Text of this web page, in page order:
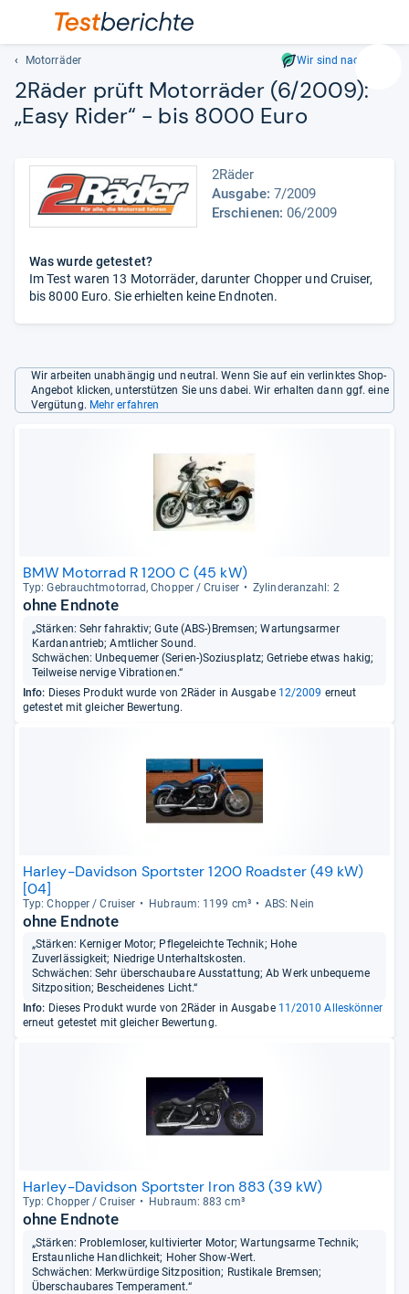
Geben
und
sich
Motorräder Wir sind nachhaltig
2Räder prüft Motor­rä­der (6/2009):
„Easy Rider“ -​ bis 8000 Euro
2Räder
Ausgabe: 7/2009
Erschienen: 06/2009
Was wurde getestet?
Im Test waren 13 Motorräder, darunter Chopper und Cruiser,
bis 8000 Euro. Sie erhielten keine Endnoten.
Wir arbeiten unabhängig und neutral. Wenn Sie auf ein verlinktes Shop-
Angebot klicken, unterstützen Sie uns dabei. Wir erhalten dann ggf. eine
Vergütung. Mehr erfahren
BMW Motorrad R 1200 C (45 kW)
Typ: Gebraucht­mo­tor­rad, Chop­per / Crui­ser Zylin­deran­zahl: 2
ohne Endnote
„Stärken: Sehr fahraktiv; Gute (ABS-)Bremsen; Wartungsarmer
Kardanantrieb; Amtlicher Sound.
Schwächen: Unbequemer (Serien-)Soziusplatz; Getriebe etwas hakig;
Teilweise nervige Vibrationen.“
Info: Dieses Produkt wurde von 2Räder in Ausgabe 12/2009 erneut
getestet mit gleicher Bewertung.
Harley-Davidson Sportster 1200 Roadster (49 kW)
[04]
Typ: Chop­per / Crui­ser Hub­raum: 1199 cm³ ABS: Nein
ohne Endnote
„Stärken: Kerniger Motor; Pflegeleichte Technik; Hohe
Zuverlässigkeit; Niedrige Unterhaltskosten.
Schwächen: Sehr überschaubare Ausstattung; Ab Werk unbequeme
Sitzposition; Bescheidenes Licht.“
Info: Dieses Produkt wurde von 2Räder in Ausgabe 11/2010 Alleskönner
erneut getestet mit gleicher Bewertung.
Harley-Davidson Sportster Iron 883 (39 kW)
Typ: Chop­per / Crui­ser Hub­raum: 883 cm³
ohne Endnote
„Stärken: Problemloser, kultivierter Motor; Wartungsarme Technik;
Erstaunliche Handlichkeit; Hoher Show-Wert.
Schwächen: Merkwürdige Sitzposition; Rustikale Bremsen;
Überschaubares Temperament.“